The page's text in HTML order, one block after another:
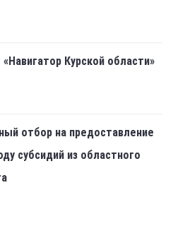
Курской области»
отбор на предоставление
субсидий из областного